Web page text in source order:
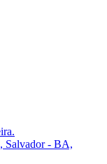
Salvador - BA,